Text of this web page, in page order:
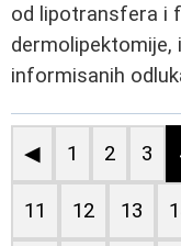
od lipotransfera i
informisanih
◀ 1 2 3
11 12 13